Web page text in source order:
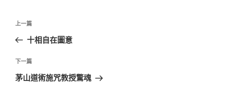
文
導
覽
上
一
文
章
上一篇
十相自在圖意
下
一
下一篇
茅山道術施咒教授驚魂